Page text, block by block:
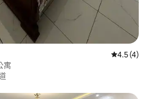
從 4 則評
4.5 (4)
寓